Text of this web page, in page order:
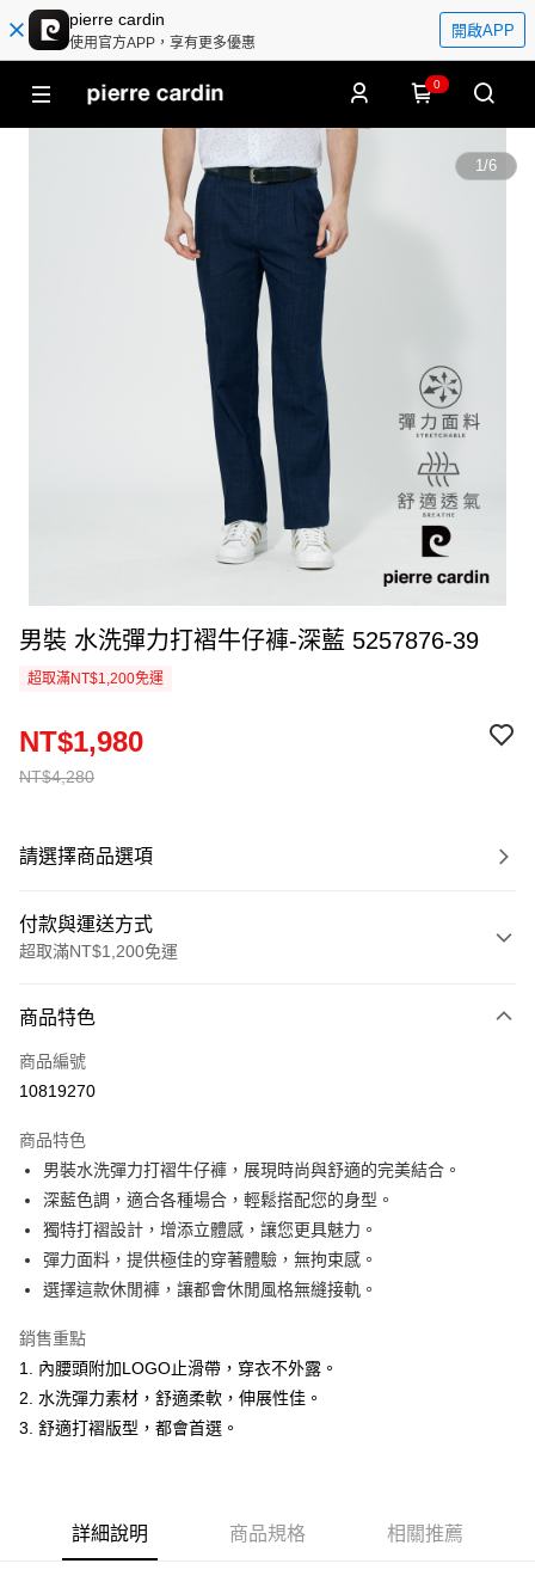
pierre cardin
使用官方APP，享有更多優惠
開啟APP
0
1/6
男裝 水洗彈力打褶牛仔褲-深藍 5257876-39
超取滿NT$1,200免運
NT$4,280
NT$1,980
請選擇商品選項
付款與運送方式
超取滿NT$1,200免運
信用卡一次付款
超商取貨付款
Apple Pay
悠遊付
Google Pay
ATM付款
全家取貨付款
每筆NT$60，滿NT$1,200(含以上)免運費
萊爾富取貨付款
商品特色
商品編號
10819270
商品特色
男裝水洗彈力打褶牛仔褲，展現時尚與舒適的完美結合。
深藍色調，適合各種場合，輕鬆搭配您的身型。
獨特打褶設計，增添立體感，讓您更具魅力。
彈力面料，提供極佳的穿著體驗，無拘束感。
選擇這款休閒褲，讓都會休閒風格無縫接軌。
銷售重點
1. 內腰頭附加LOGO止滑帶，穿衣不外露。
2. 水洗彈力素材，舒適柔軟，伸展性佳。
3. 舒適打褶版型，都會首選。
詳細說明 商品規格 相關推薦